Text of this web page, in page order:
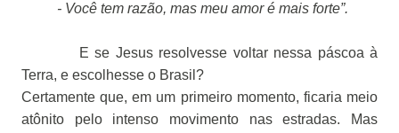
- Você tem razão, mas meu amor é mais forte”.
E se Jesus resolvesse voltar nessa páscoa à
Terra, e escolhesse o Brasil?
Certamente que, em um primeiro momento, ficaria meio
atônito pelo intenso movimento nas estradas. Mas